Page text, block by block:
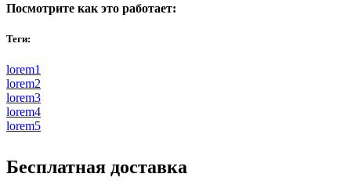
Посмотрите как это работает:
Теги:
lorem1
lorem2
lorem3
lorem4
lorem5
Бесплатная доставка